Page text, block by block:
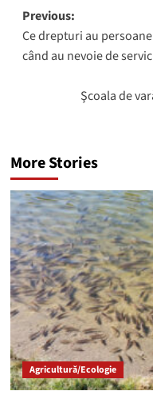
Post
navigation
Previous:
Ce drepturi au
când au nevoie de
Şcoala de
More Stories
Agricultură/Ecologie